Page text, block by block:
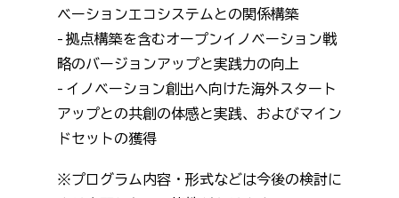
ベーションエコシステムとの関係構築
- 拠点構築を含むオープンイノベーション戦
略のバージョンアップと実践力の向上
- イノベーション創出へ向けた海外スタート
アップとの共創の体感と実践、およびマイン
ドセットの獲得
※プログラム内容・形式などは今後の検討に